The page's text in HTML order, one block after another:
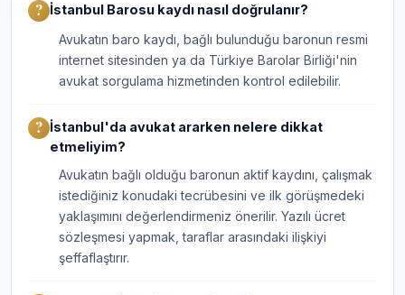
İstanbul Barosu kaydı nasıl doğrulanır?
Avukatın baro kaydı, bağlı bulunduğu baronun resmi
internet sitesinden ya da Türkiye Barolar Birliği'nin
avukat sorgulama hizmetinden kontrol edilebilir.
İstanbul'da avukat ararken nelere dikkat
etmeliyim?
Avukatın bağlı olduğu baronun aktif kaydını, çalışmak
istediğiniz konudaki tecrübesini ve ilk görüşmedeki
yaklaşımını değerlendirmeniz önerilir. Yazılı ücret
sözleşmesi yapmak, taraflar arasındaki ilişkiyi
şeffaflaştırır.